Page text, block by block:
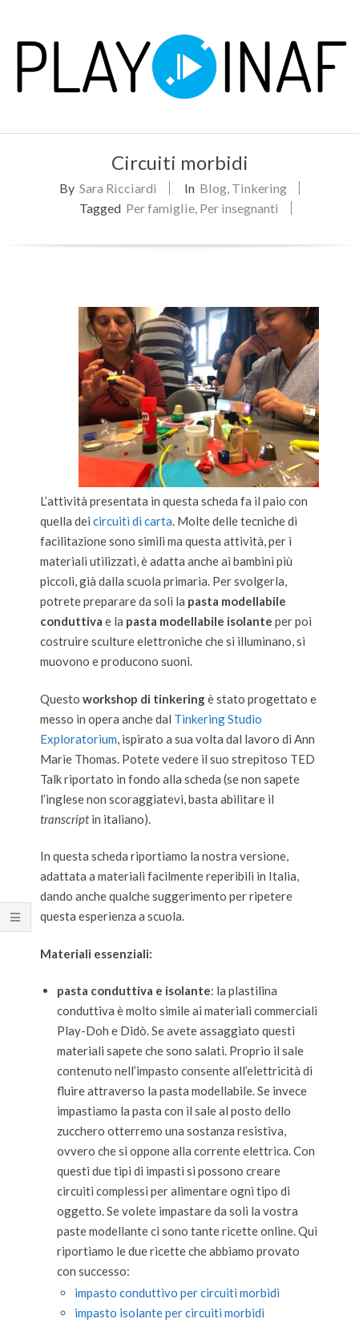
content
P
Circuiti morbidi
By Sara Ricciardi In Blog, Tinkering
Tagged Per famiglie, Per insegnanti
L’attività presentata in questa scheda fa il paio con
quella dei circuiti di carta. Molte delle tecniche di
facilitazione sono simili ma questa attività, per i
materiali utilizzati, è adatta anche ai bambini più
piccoli, già dalla scuola primaria. Per svolgerla,
potrete preparare da soli la pasta modellabile
conduttiva e la pasta modellabile isolante per poi
costruire sculture elettroniche che si illuminano, si
muovono e producono suoni.
Questo workshop di tinkeringè stato progettato e
messo in opera anche dal Tinkering Studio
Exploratorium, ispirato a sua volta dal lavoro di Ann
Marie Thomas. Potete vedere il suo strepitoso TED
Talk riportato in fondo alla scheda (se non sapete
l’inglese non scoraggiatevi, basta abilitare il
transcriptin italiano).
In questa scheda riportiamo la nostra versione,
adattata a materiali facilmente reperibili in Italia,
dando anche qualche suggerimento per ripetere
questa esperienza a scuola.
Materiali essenziali:
pasta conduttiva e isolante: la plastilina
conduttiva è molto simile ai materiali commerciali
Play-Doh e Didò. Se avete assaggiato questi
materiali sapete che sono salati. Proprio il sale
contenuto nell’impasto consente all’elettricità di
fluire attraverso la pasta modellabile. Se invece
impastiamo la pasta con il sale al posto dello
zucchero otterremo una sostanza resistiva,
ovvero che si oppone alla corrente elettrica. Con
questi due tipi di impasti si possono creare
circuiti complessi per alimentare ogni tipo di
oggetto. Se volete impastare da soli la vostra
paste modellante ci sono tante ricette online. Qui
riportiamo le due ricette che abbiamo provato
con successo:
impasto conduttivo per circuiti morbidi
impasto isolante per circuiti morbidi